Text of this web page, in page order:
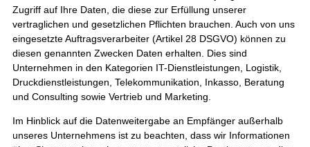
Zugriff auf Ihre Daten, die diese zur Erfüllung unserer
vertraglichen und gesetzlichen Pflichten brauchen. Auch von uns
eingesetzte Auftragsverarbeiter (Artikel 28 DSGVO) können zu
diesen genannten Zwecken Daten erhalten. Dies sind
Unternehmen in den Kategorien IT-Dienstleistungen, Logistik,
Druckdienstleistungen, Telekommunikation, Inkasso, Beratung
und Consulting sowie Vertrieb und Marketing.
Im Hinblick auf die Datenweitergabe an Empfänger außerhalb
unseres Unternehmens ist zu beachten, dass wir Informationen